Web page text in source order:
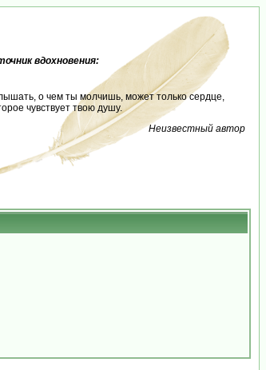
вдохновения:
о чем ты молчишь, может только сердце,
чувствует твою душу.
Неизвестный автор